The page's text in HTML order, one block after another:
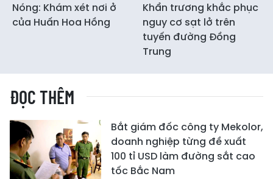
Nóng: Khám xét nơi ở
của Huấn Hoa Hồng
Khẩn trương khắc phục
nguy cơ sạt lở trên
tuyến đường Đồng
Trung
ĐỌC THÊM
Bắt giám đốc công ty Mekolor,
doanh nghiệp từng đề xuất
100 tỉ USD làm đường sắt cao
tốc Bắc Nam